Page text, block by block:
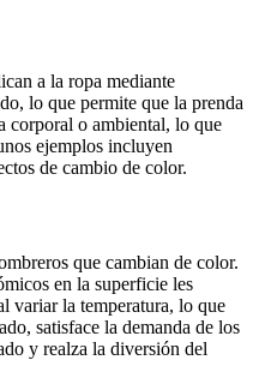
a la ropa mediante
lo que permite que la prenda
corporal o ambiental, lo que
ejemplos incluyen
de cambio de color.
que cambian de color.
en la superficie les
variar la temperatura, lo que
satisface la demanda de los
y realza la diversión del